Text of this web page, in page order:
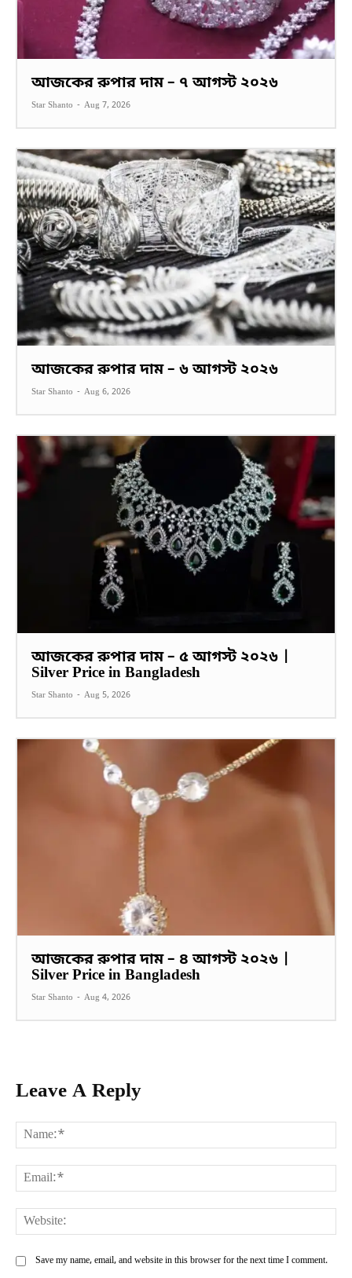
আজকের রুপার দাম – ৭ আগস্ট ২০২৬
Star Shanto - Aug 7, 2026
আজকের রুপার দাম – ৬ আগস্ট ২০২৬
Star Shanto - Aug 6, 2026
আজকের রুপার দাম – ৫ আগস্ট ২০২৬ |
Silver Price in Bangladesh
Star Shanto - Aug 5, 2026
আজকের রুপার দাম – ৪ আগস্ট ২০২৬ |
Silver Price in Bangladesh
Star Shanto - Aug 4, 2026
Leave A Reply
Save my name, email, and website in this browser for the next time I comment.